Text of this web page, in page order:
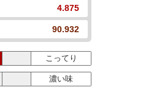
4.875
90.932
こってり
濃い味